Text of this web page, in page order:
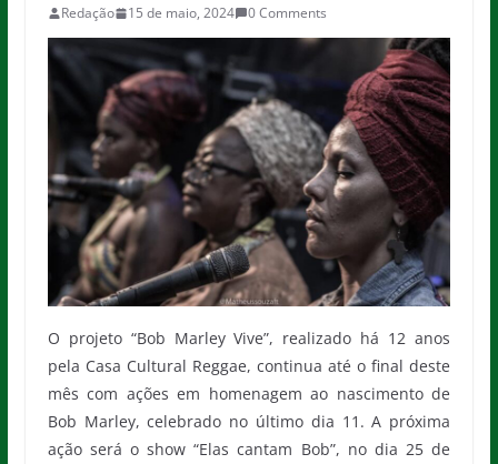
Redação 15 de maio, 2024 0 Comments
O projeto “Bob Marley Vive”, realizado há 12 anos
pela Casa Cultural Reggae, continua até o final deste
mês com ações em homenagem ao nascimento de
Bob Marley, celebrado no último dia 11. A próxima
ação será o show “Elas cantam Bob”, no dia 25 de